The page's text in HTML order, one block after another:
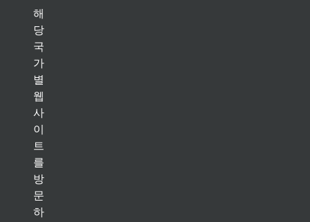
해
당
국
가
별
웹
사
이
트
를
방
문
하
임플란트 솔루션
보철 솔루션
바이오머티리얼